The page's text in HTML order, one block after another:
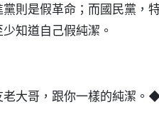
則是假革命；而國民黨，
知道自己假純潔。
大哥，跟你一樣的純潔。